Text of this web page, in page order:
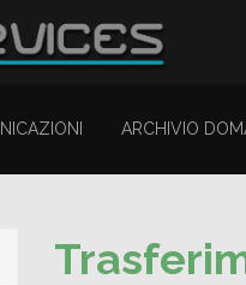
ARCHIVIO